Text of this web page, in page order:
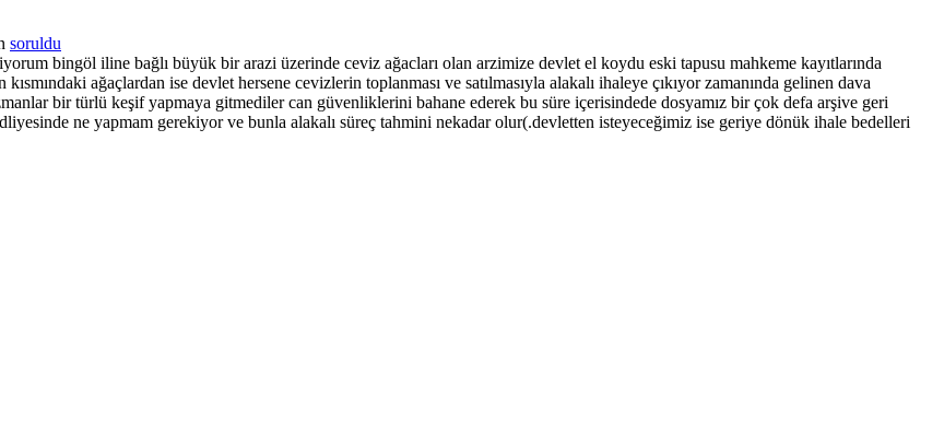
soruldu
bingöl iline bağlı büyük bir arazi üzerinde ceviz ağacları olan arzimize devlet el koydu eski tapusu mahkeme kayıtlarında
ağaçlardan ise devlet hersene cevizlerin toplanması ve satılmasıyla alakalı ihaleye çıkıyor zamanında gelinen dava
bir türlü keşif yapmaya gitmediler can güvenliklerini bahane ederek bu süre içerisindede dosyamız bir çok defa arşive geri
ne yapmam gerekiyor ve bunla alakalı süreç tahmini nekadar olur(.devletten isteyeceğimiz ise geriye dönük ihale bedelleri